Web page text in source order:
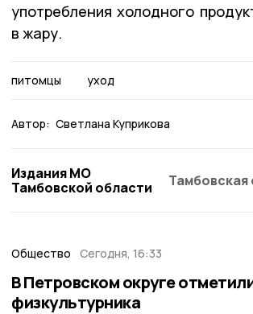
употребления холодного
в жару.
питомцы уход
Автор: Светлана Куприкова
Издания МО
Тамбовской области
Тамбовская
Общество Сегодня, 16:33
В Петровском округе
физкультурника